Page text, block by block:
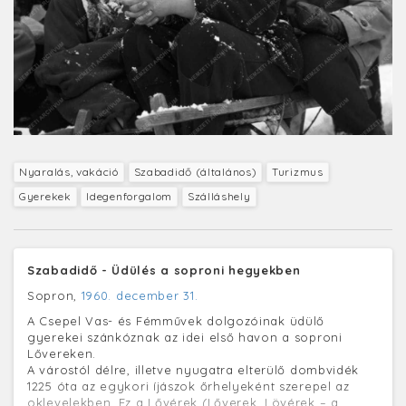
Nyaralás, vakáció Szabadidő (általános)
Turizmus
Gyerekek
Idegenforgalom Szálláshely
Szabadidő - Üdülés a soproni hegyekben
Sopron, 1960. december 31.
A Csepel Vas- és Fémművek dolgozóinak üdülő
gyerekei szánkóznak az idei első havon a soproni
Lővereken.
A várostól délre, illetve nyugatra elterülő dombvidék
1225 óta az egykori íjászok őrhelyeként szerepel az
oklevelekben. Ez a Lővérek (Lőverek, Lövérek – a